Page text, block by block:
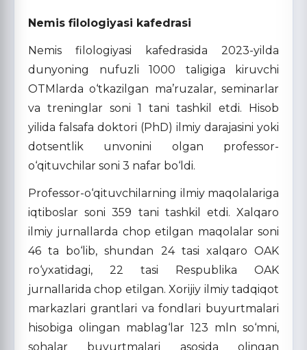
Nemis filologiyasi kafedrasi
Nemis filologiyasi kafedrasida 2023-yilda
dunyoning nufuzli 1000 taligiga kiruvchi
OTMlarda o‘tkazilgan ma’ruzalar, seminarlar
va treninglar soni 1 tani tashkil etdi. Hisob
yilida falsafa doktori (PhD) ilmiy darajasini yoki
dotsentlik unvonini olgan professor-
o‘qituvchilar soni 3 nafar bo‘ldi.
Professor-o‘qituvchilarning ilmiy maqolalariga
iqtiboslar soni 359 tani tashkil etdi. Xalqaro
ilmiy jurnallarda chop etilgan maqolalar soni
46 ta bo‘lib, shundan 24 tasi xalqaro OAK
ro‘yxatidagi, 22 tasi Respublika OAK
jurnallarida chop etilgan. Xorijiy ilmiy tadqiqot
markazlari grantlari va fondlari buyurtmalari
hisobiga olingan mablag‘lar 123 mln so‘mni,
sohalar buyurtmalari asosida olingan